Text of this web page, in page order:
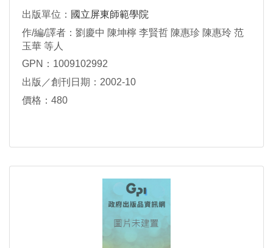
出版單位： 國立屏東師範學院
作/編/譯者：劉慶中 陳坤檸 李賢哲 陳惠珍 陳惠玲 范
玉華 等人
GPN：1009102992
出版／創刊日期：2002-10
價格：480